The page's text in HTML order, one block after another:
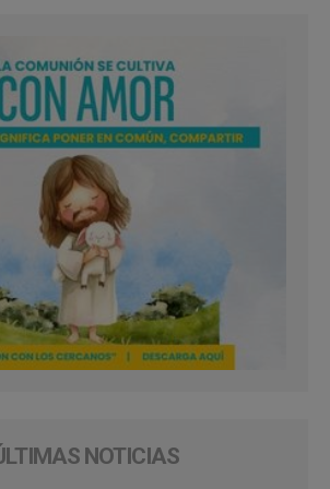
NOTICIAS